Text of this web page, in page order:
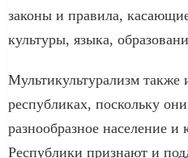
законы и правила,
культуры, языка,
Мультикультурализм также
республиках, поскольку
разнообразное население и
Республики признают и